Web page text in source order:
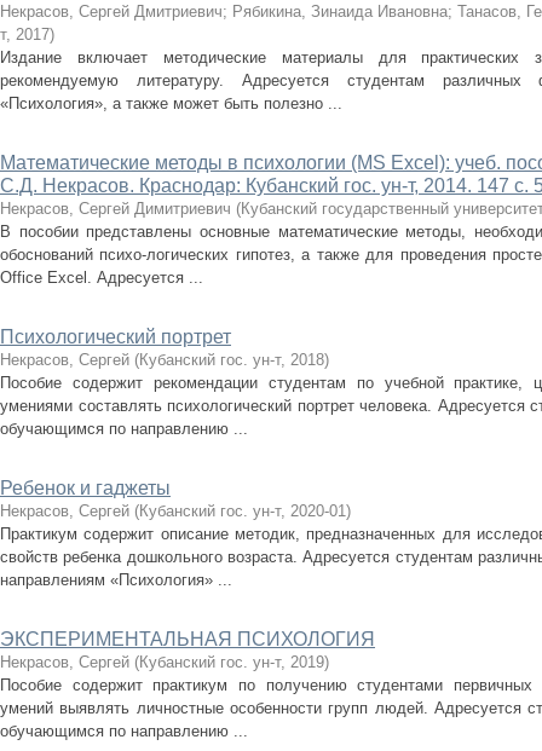
Некрасов, Сергей Дмитриевич; Рябикина, Зинаида Ивановна; Танасов,
т, 2017)
Издание включает методические материалы для практических
рекомендуемую литературу. Адресуется студентам
«Психология», а также может быть полезно ...
Математические методы в психологии (MS Excel): учеб.
С.Д. Некрасов. Краснодар: Кубанский гос. ун-т, 2014. 147 с.
Некрасов, Сергей Димитриевич (Кубанский государственный университет
В пособии представлены основные математические методы,
обоснований психо-логических гипотез, а также для проведения
Office Excel. Адресуется ...
Психологический портрет
Некрасов, Сергей (Кубанский гос. ун-т, 2018)
Пособие содержит рекомендации студентам по учебной практике,
умениями составлять психологический портрет человека.
обучающимся по направлению ...
Ребенок и гаджеты
Некрасов, Сергей (Кубанский гос. ун-т, 2020-01)
Практикум содержит описание методик, предназначенных для
свойств ребенка дошкольного возраста. Адресуется студентам
направлениям «Психология» ...
ЭКСПЕРИМЕНТАЛЬНАЯ ПСИХОЛОГИЯ
Некрасов, Сергей (Кубанский гос. ун-т, 2019)
Пособие содержит практикум по получению студентами
умений выявлять личностные особенности групп людей. Адресуется
обучающимся по направлению ...